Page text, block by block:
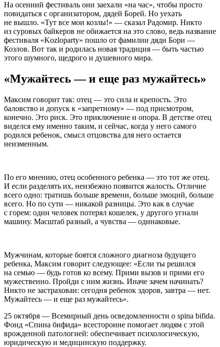
На осенний фестиваль они заехали «на час», чтобы просто
повидаться с организатором, дядей Борей. Но уехать
не вышло. «Тут все мои козлы!» — сказал Радомир. Никто
из суровых байкеров не обижается на это слово, ведь название
фестиваля «Kozloparty» пошло от фамилии дяди Бори —
Козлов. Вот так и родилась новая традиция — быть частью
этого шумного, щедрого и душевного мира.
«Мужайтесь — и еще раз мужайтесь»
Максим говорит так: отец — это сила и крепость. Это
баловство и допуск к «запретному» — под присмотром,
конечно. Это риск. Это приключение и опора. В детстве отец
виделся ему именно таким, и сейчас, когда у него самого
родился ребенок, смысл отцовства для него остается
неизменным.
По его мнению, отец особенного ребенка — это тот же отец.
И если разделять их, неизбежно появится жалость. Отличие
всего одно: тратишь больше времени, больше эмоций, больше
всего. Но по сути — никакой разницы. Это как в случае
с горем: один человек потерял кошелек, у другого угнали
машину. Масштаб разный, а чувства — одинаковые.
Мужчинам, которые боятся сложного диагноза будущего
ребенка, Максим говорит следующее: «Если ты решился
на семью — будь готов ко всему. Прими вызов и прими его
мужественно. Пройди с ним жизнь. Иначе зачем начинать?
Никто не застрахован: сегодня ребенок здоров, завтра — нет.
Мужайтесь — и еще раз мужайтесь».
25 октября — Всемирный день осведомленности о spina bifida.
Фонд «Спина бифида» всесторонне помогает людям с этой
врожденной патологией: обеспечивает психологическую,
юридическую и медицинскую поддержку.